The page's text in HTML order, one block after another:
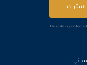
اشتراك
This site is